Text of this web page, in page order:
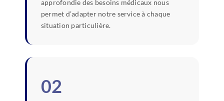
approfondie des besoins médicaux nous
permet d’adapter notre service à chaque
situation particulière.
02